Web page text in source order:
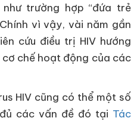
trường hợp “đứa trẻ
vì vậy, vài năm gần
cứu điều trị HIV hướng
chế hoạt động của các
HIV cũng có thể một số
các vấn đề đó tại Tác